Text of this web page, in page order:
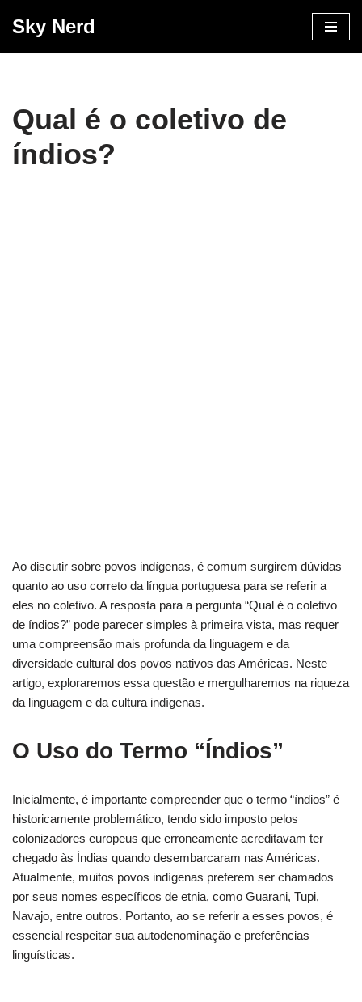
Sky Nerd
Qual é o coletivo de
índios?
Ao discutir sobre povos indígenas, é comum surgirem dúvidas
quanto ao uso correto da língua portuguesa para se referir a
eles no coletivo. A resposta para a pergunta “Qual é o coletivo
de índios?” pode parecer simples à primeira vista, mas requer
uma compreensão mais profunda da linguagem e da
diversidade cultural dos povos nativos das Américas. Neste
artigo, exploraremos essa questão e mergulharemos na riqueza
da linguagem e da cultura indígenas.
O Uso do Termo “Índios”
Inicialmente, é importante compreender que o termo “índios” é
historicamente problemático, tendo sido imposto pelos
colonizadores europeus que erroneamente acreditavam ter
chegado às Índias quando desembarcaram nas Américas.
Atualmente, muitos povos indígenas preferem ser chamados
por seus nomes específicos de etnia, como Guarani, Tupi,
Navajo, entre outros. Portanto, ao se referir a esses povos, é
essencial respeitar sua autodenominação e preferências
linguísticas.